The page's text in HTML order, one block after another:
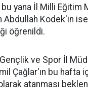
yana İl Milli Eğitim
Kodek'in ise
öğrenildi.
Gençlik ve Spor İl
Çağlar'ın bu hafta
atanması